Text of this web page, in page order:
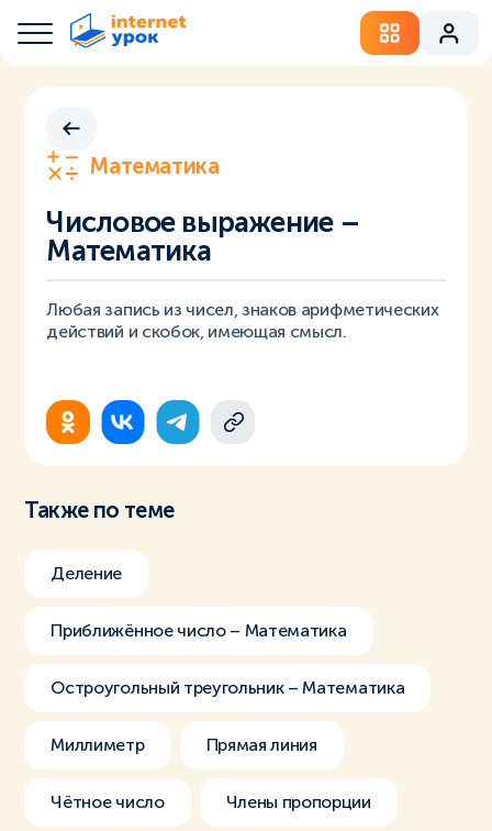
Математика
Числовое выражение –
Математика
Любая запись из чисел, знаков арифметических
действий и скобок, имеющая смысл.
Также по теме
Деление
Приближённое число – Математика
Остроугольный треугольник – Математика
Миллиметр Прямая линия
Чётное число Члены пропорции